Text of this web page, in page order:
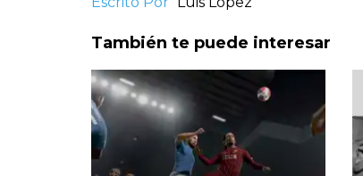
También te puede interesar